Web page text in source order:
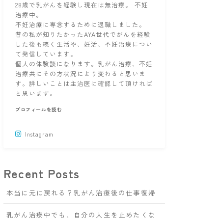
28歳で乳がんを経験し現在は無治療。 不妊
治療中。
不妊治療に専念するために退職しました。
昔の私が知りたかったAYA世代でがんを経験
した後も続く生活や、妊活、不妊治療につい
て発信しています。
個人の体験談になります。乳がん治療、不妊
治療共にその方状況により変わると思いま
す。詳しいことは主治医に確認して頂ければ
と思います。
プロフィールを読む
Instagram
Recent Posts
本当に元に戻れる？乳がん治療後の仕事復帰
乳がん治療中でも、自分の人生を止めたくな